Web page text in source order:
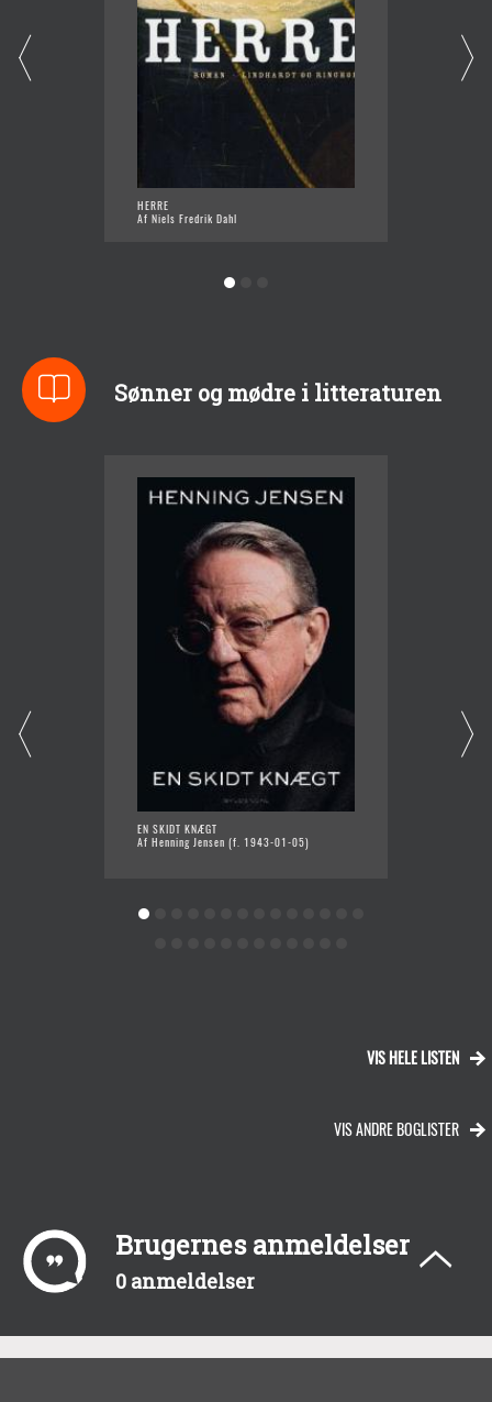
HERRE
Af Niels Fredrik Dahl
Sønner og mødre i litteraturen
EN SKIDT KNÆGT
Af Henning Jensen (f. 1943-01-05)
VIS HELE LISTEN
VIS ANDRE BOGLISTER
Brugernes anmeldelser
0 anmeldelser